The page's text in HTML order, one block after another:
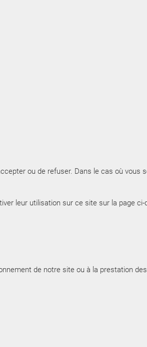
ou de refuser. Dans le cas où vous
leur utilisation sur ce site sur la page ci-
de notre site ou à la prestation